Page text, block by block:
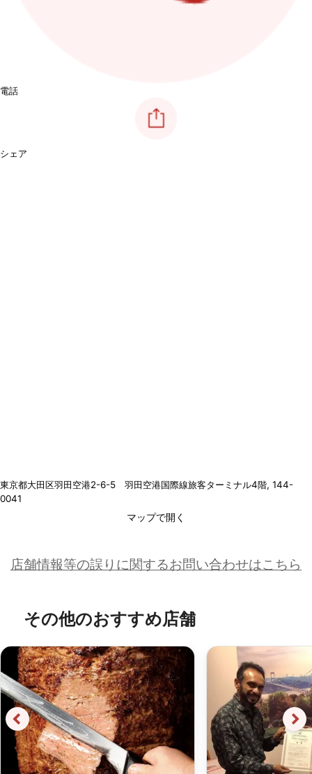
電話
シェア
東京都大田区羽田空港2-6-5 羽田空港国際線旅客ターミナル4階, 144-
0041
マップで開く
店舗情報等の誤りに関するお問い合わせはこちら
その他のおすすめ店舗